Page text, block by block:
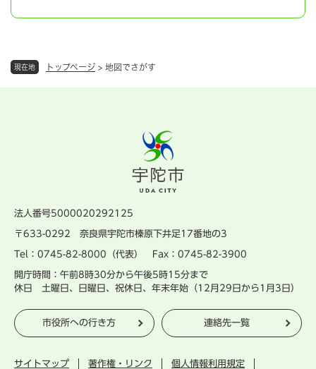
現在地 トップページ > 地図でさがす
法人番号5000020292125
〒633-0292 奈良県宇陀市榛原下井足17番地の3
Tel：0745-82-8000（代表） Fax：0745-82-3900
開庁時間：午前8時30分から午後5時15分まで
休日 土曜日、日曜日、祝休日、年末年始（12月29日から1月3日）
市役所への行き方 連絡先一覧
サイトマップ 著作権・リンク 個人情報利用規定